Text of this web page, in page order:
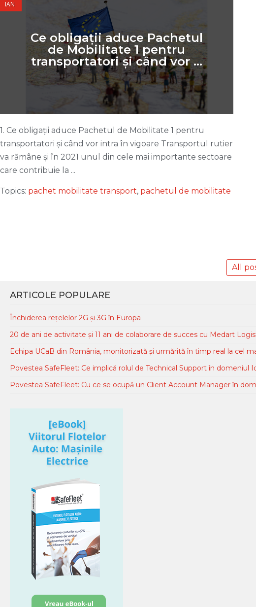
IAN
Ce obligații aduce Pachetul
de Mobilitate 1 pentru
transportatori și când vor ...
1. Ce obligații aduce Pachetul de Mobilitate 1 pentru
transportatori și când vor intra în vigoare Transportul rutier
va rămâne și în 2021 unul din cele mai importante sectoare
care contribuie la ...
Topics: pachet mobilitate transport, pachetul de mobilitate
All
ARTICOLE POPULARE
Închiderea rețelelor 2G și 3G în Europa
20 de ani de activitate și 11 ani de colaborare de succes cu Medart
Echipa UCaB din România, monitorizată și urmărită în timp real la cel
Povestea SafeFleet: Ce implică rolul de Technical Support în domeniul
Povestea SafeFleet: Cu ce se ocupă un Client Account Manager în